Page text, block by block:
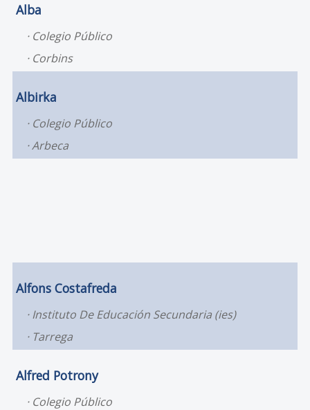
Alba
Colegio Público
Corbins
Albirka
Colegio Público
Arbeca
Alfons Costafreda
Instituto De Educación Secundaria (ies)
Tarrega
Alfred Potrony
Colegio Público